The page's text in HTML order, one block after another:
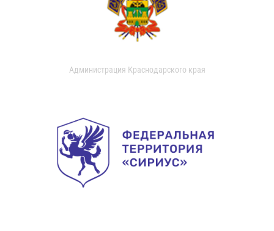
Администрация Краснодарского края